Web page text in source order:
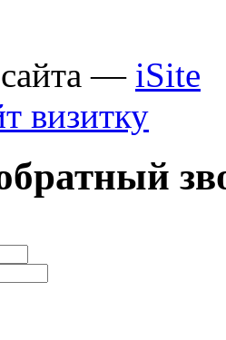
сайта — iSite
визитку